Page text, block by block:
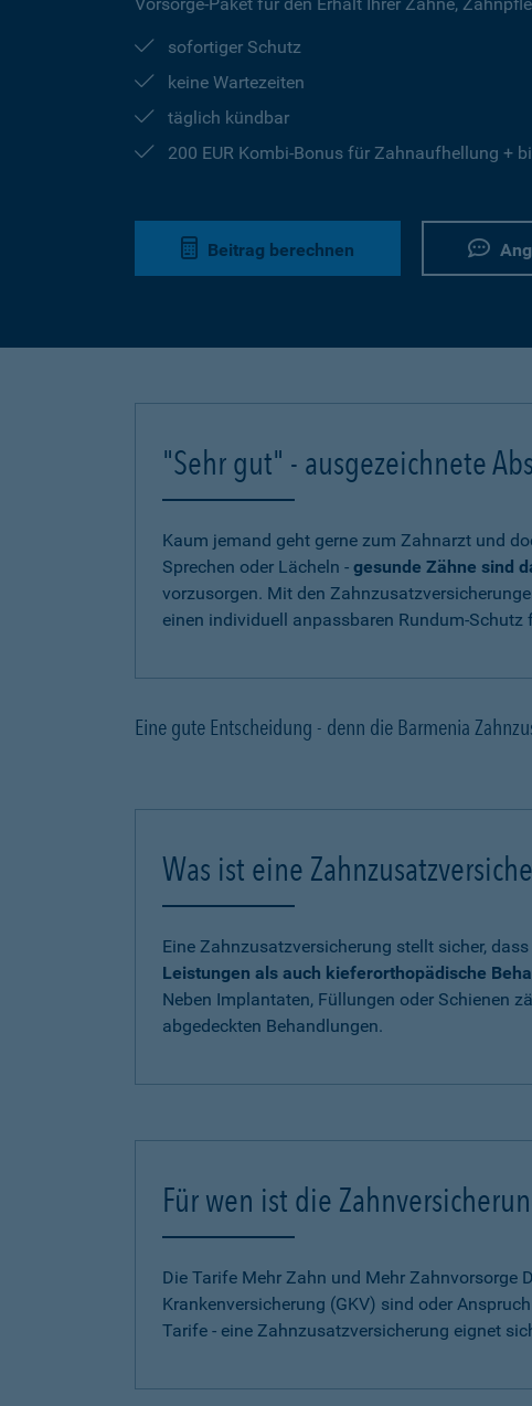
sofortiger Schutz
keine Wartezeiten
täglich kündbar
200 EUR Kombi-Bonus für Zahnaufhellung +
Beitrag berechnen
"Sehr gut" - ausgezeichnete
Kaum jemand geht gerne zum Zahnarzt und
Sprechen oder Lächeln - gesunde Zähne sind
vorzusorgen. Mit den
einen individuell anpassbaren Rundum-Schutz
Eine gute Entscheidung - denn die Barmenia
Was ist eine
Eine Zahnzusatzversicherung stellt sicher,
Leistungen als auch kieferorthopädische
Neben Implantaten, Füllungen oder Schienen
abgedeckten Behandlungen.
Für wen ist die
Die Tarife Mehr Zahn und Mehr Zahnvorsorge
Krankenversicherung (GKV) sind oder
Tarife - eine Zahnzusatzversicherung eignet